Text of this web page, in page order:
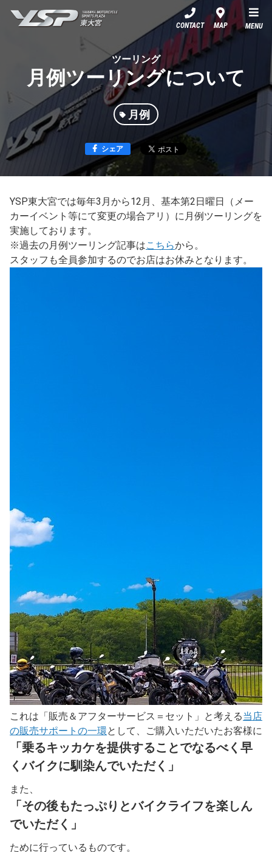
CONTACT MAP MENU
ツーリング
月例ツーリングについて
月例
シェア
YSP東大宮では毎年3月から12月、基本第2日曜日（メー
カーイベント等にて変更の場合アリ）に月例ツーリングを
実施しております。
※過去の月例ツーリング記事はこちらから。
スタッフも全員参加するのでお店はお休みとなります。
これは「販売＆アフターサービス＝セット」と考える当店
の販売サポートの一環として、ご購入いただいたお客様に
「乗るキッカケを提供することでなるべく早
くバイクに馴染んでいただく」
また、
「その後もたっぷりとバイクライフを楽しん
でいただく」
ために行っているものです。